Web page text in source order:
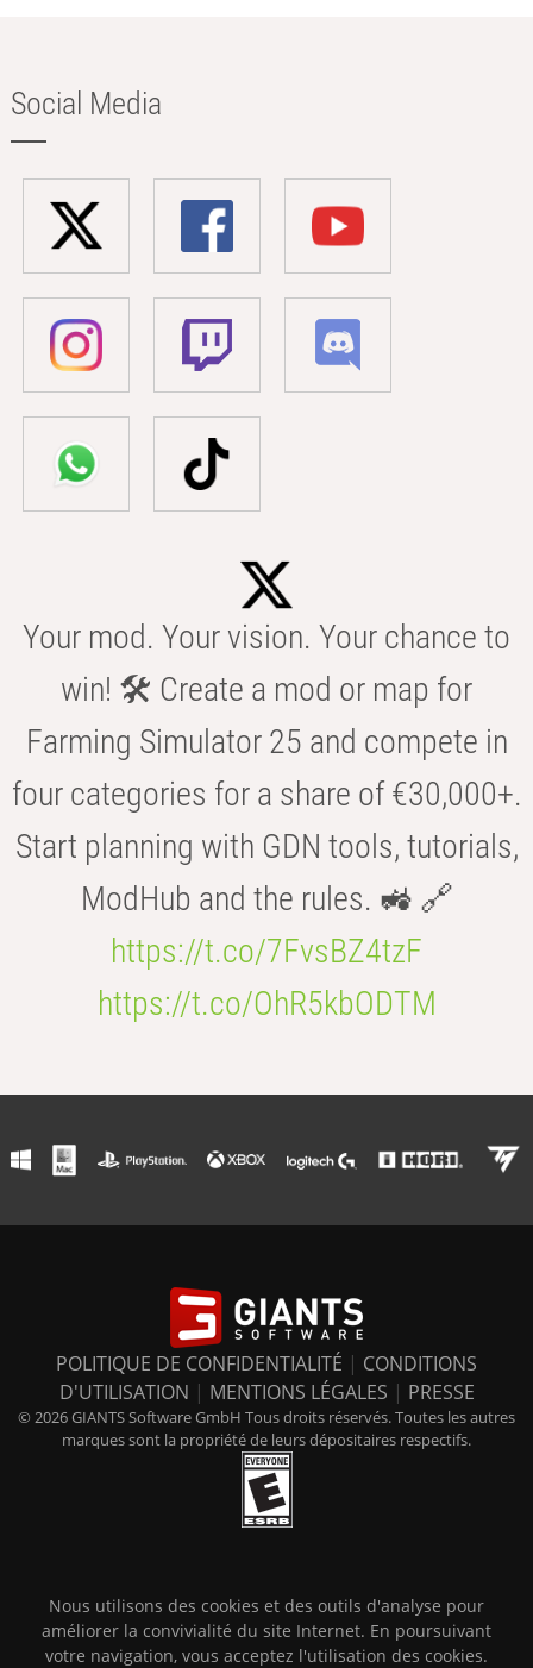
Social Media
Your mod. Your vision. Your chance to
win! 🛠️ Create a mod or map for
Farming Simulator 25 and compete in
four categories for a share of €30,000+.
Start planning with GDN tools, tutorials,
ModHub and the rules. 🚜 🔗
https://t.co/7FvsBZ4tzF
https://t.co/OhR5kbODTM
POLITIQUE DE CONFIDENTIALITÉ | CONDITIONS
D'UTILISATION | MENTIONS LÉGALES | PRESSE
© 2026 GIANTS Software GmbH Tous droits réservés. Toutes les autres
marques sont la propriété de leurs dépositaires respectifs.
Nous utilisons des cookies et des outils d'analyse pour
améliorer la convivialité du site Internet. En poursuivant
votre navigation, vous acceptez l'utilisation des cookies.